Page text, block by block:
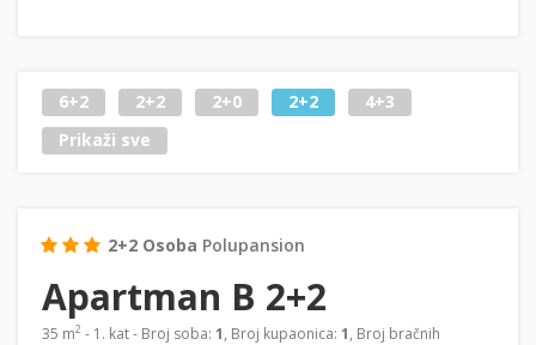
6+2 2+2 2+0 2+2
4+3
Prikaži sve
2+2 Osoba Polupansion
Apartman B 2+2
35 m2 - 1. kat - Broj soba: 1, Broj kupaonica: 1, Broj bračnih